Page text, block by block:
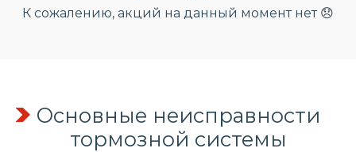
К сожалению, акций на данный момент нет 😞
Основные неисправности
тормозной системы